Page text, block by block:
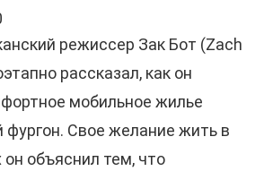
режиссер Зак Бот (Zach
рассказал, как он
мобильное жилье
фургон. Свое желание жить в
объяснил тем, что